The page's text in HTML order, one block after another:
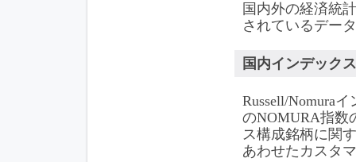
国内外の経済統
されているデー
国内インデック
Russell/Nomura
のNOMURA指数
ス構成銘柄に関
あわせたカスタ